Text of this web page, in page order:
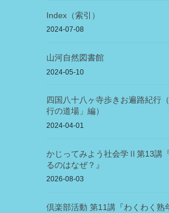
Index（索引）
2024-07-08
山河自然図書館
2024-05-10
四国八十八ヶ寺歩きお遍路紀行
行の道場」編）
2024-04-01
かじってみよう社会学Ⅱ第13講
るのはなぜ？』
2026-08-03
倶楽部活動 第11講『わくわく熟